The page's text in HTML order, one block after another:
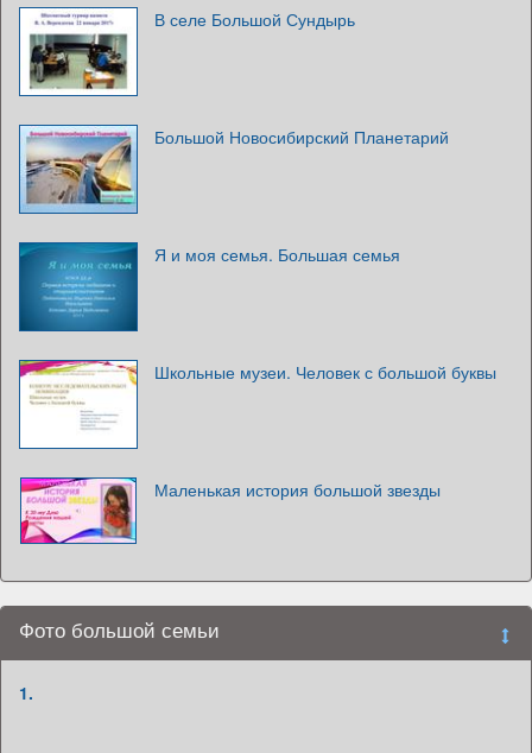
В селе Большой Сундырь
Большой Новосибирский Планетарий
Я и моя семья. Большая семья
Школьные музеи. Человек с большой буквы
Маленькая история большой звезды
Фото большой семьи
1.